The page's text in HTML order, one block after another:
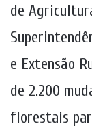
de
e Extensão
de 2.200
florestais